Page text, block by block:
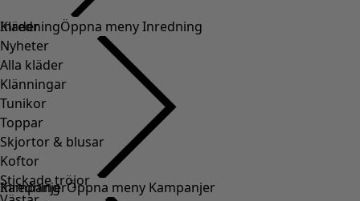
Kläder
Nyheter
Alla kläder
Klänningar
Tunikor
Toppar
Skjortor & blusar
Koftor
Stickade tröjor
InredningÖppna meny Inredning
Inredning
KampanjerÖppna meny Kampanjer